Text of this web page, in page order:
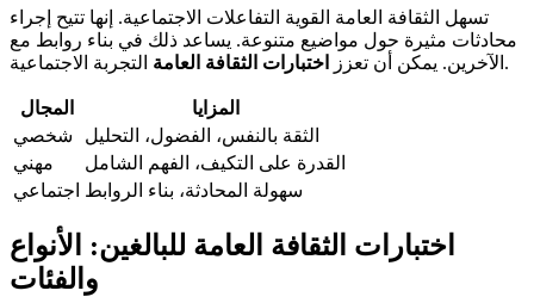
تسهل الثقافة العامة القوية التفاعلات الاجتماعية. إنها تتيح إجراء
محادثات مثيرة حول مواضيع متنوعة. يساعد ذلك في بناء روابط مع
الآخرين. يمكن أن تعزز
اختبارات الثقافة العامة التجربة الاجتماعية.
المجال
المزايا
شخصي
الثقة بالنفس، الفضول، التحليل
مهني
القدرة على التكيف، الفهم الشامل
اجتماعي سهولة المحادثة، بناء الروابط
اختبارات الثقافة العامة للبالغين: الأنواع
والفئات